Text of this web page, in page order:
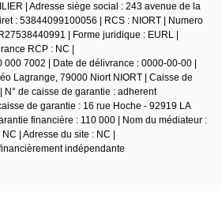
| Adresse siège social : 243 avenue de la
: 53844099100056 | RCS : NIORT | Numero
| Forme juridique : EURL |
RCP : NC |
7002 | Date de délivrance : 0000-00-00 |
Lagrange, 79000 Niort NIORT | Caisse de
N° de caisse de garantie : adherent
de garantie : 16 rue Hoche - 92919 LA
financière : 110 000 | Nom du médiateur :
| Adresse du site : NC |
indépendante